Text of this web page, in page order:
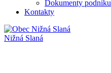
Dokumenty podniku
Kontakty
Nižná Slaná